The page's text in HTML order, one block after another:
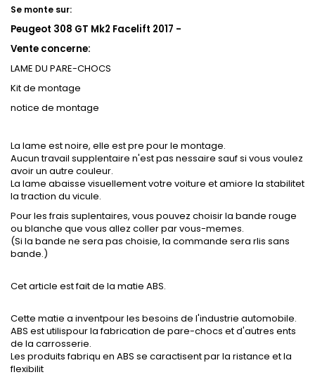
Se monte sur:
Peugeot 308 GT Mk2 Facelift 2017 -
Vente concerne:
LAME DU PARE-CHOCS
Kit de montage
notice de montage
La lame est noire, elle est pre pour le montage.
Aucun travail supplentaire n'est pas nessaire sauf si vous voulez
avoir un autre couleur.
La lame abaisse visuellement votre voiture et amiore la stabilitet
la traction du vicule.
Pour les frais suplentaires, vous pouvez choisir la bande rouge
ou blanche que vous allez coller par vous-memes.
(Si la bande ne sera pas choisie, la commande sera rlis sans
bande.)
Cet article est fait de la matie ABS.
Cette matie a inventpour les besoins de l'industrie automobile.
ABS est utilispour la fabrication de pare-chocs et d'autres ents
de la carrosserie.
Les produits fabriqu en ABS se caractisent par la ristance et la
flexibilit